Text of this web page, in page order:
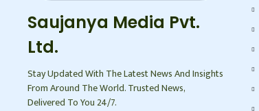
Saujanya Media Pvt.
Ltd.
Stay Updated With The Latest News And Insights
From Around The World. Trusted News,
Delivered To You 24/7.